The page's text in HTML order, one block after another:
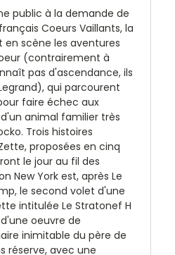
public à la demande de
Coeurs Vaillants, la
scène les aventures
(contrairement à
pas d'ascendance, ils
qui parcourent
faire échec aux
animal familier très
Trois histoires
proposées en cinq
le jour au fil des
New York est, après Le
le second volet d'une
intitulée Le Stratonef H
oeuvre de
inimitable du père de
réserve, avec une